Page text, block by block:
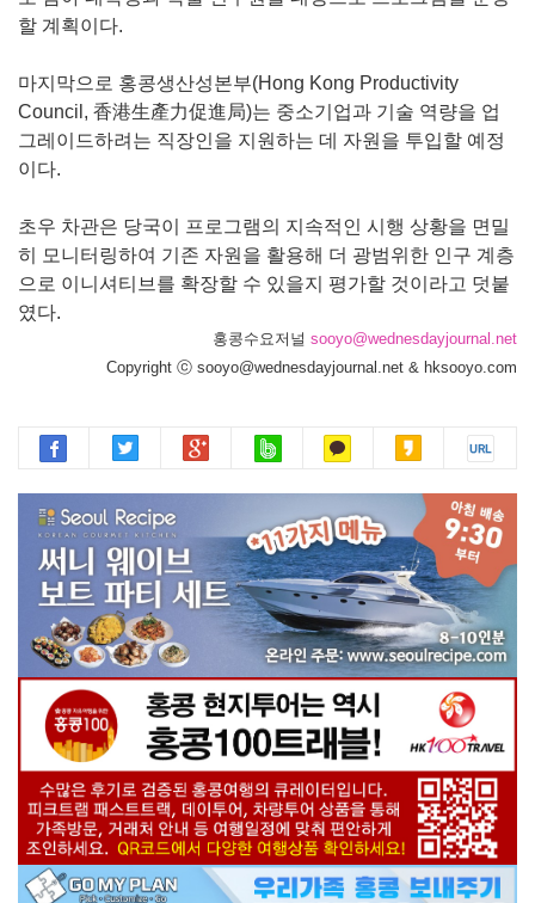
할 계획이다.
마지막으로 홍콩생산성본부(Hong Kong Productivity
Council, 香港生產力促進局)는 중소기업과 기술 역량을 업
그레이드하려는 직장인을 지원하는 데 자원을 투입할 예정
이다.
초우 차관은 당국이 프로그램의 지속적인 시행 상황을 면밀
히 모니터링하여 기존 자원을 활용해 더 광범위한 인구 계층
으로 이니셔티브를 확장할 수 있을지 평가할 것이라고 덧붙
였다.
홍콩수요저널 sooyo@wednesdayjournal.net
Copyright ⓒ sooyo@wednesdayjournal.net & hksooyo.com